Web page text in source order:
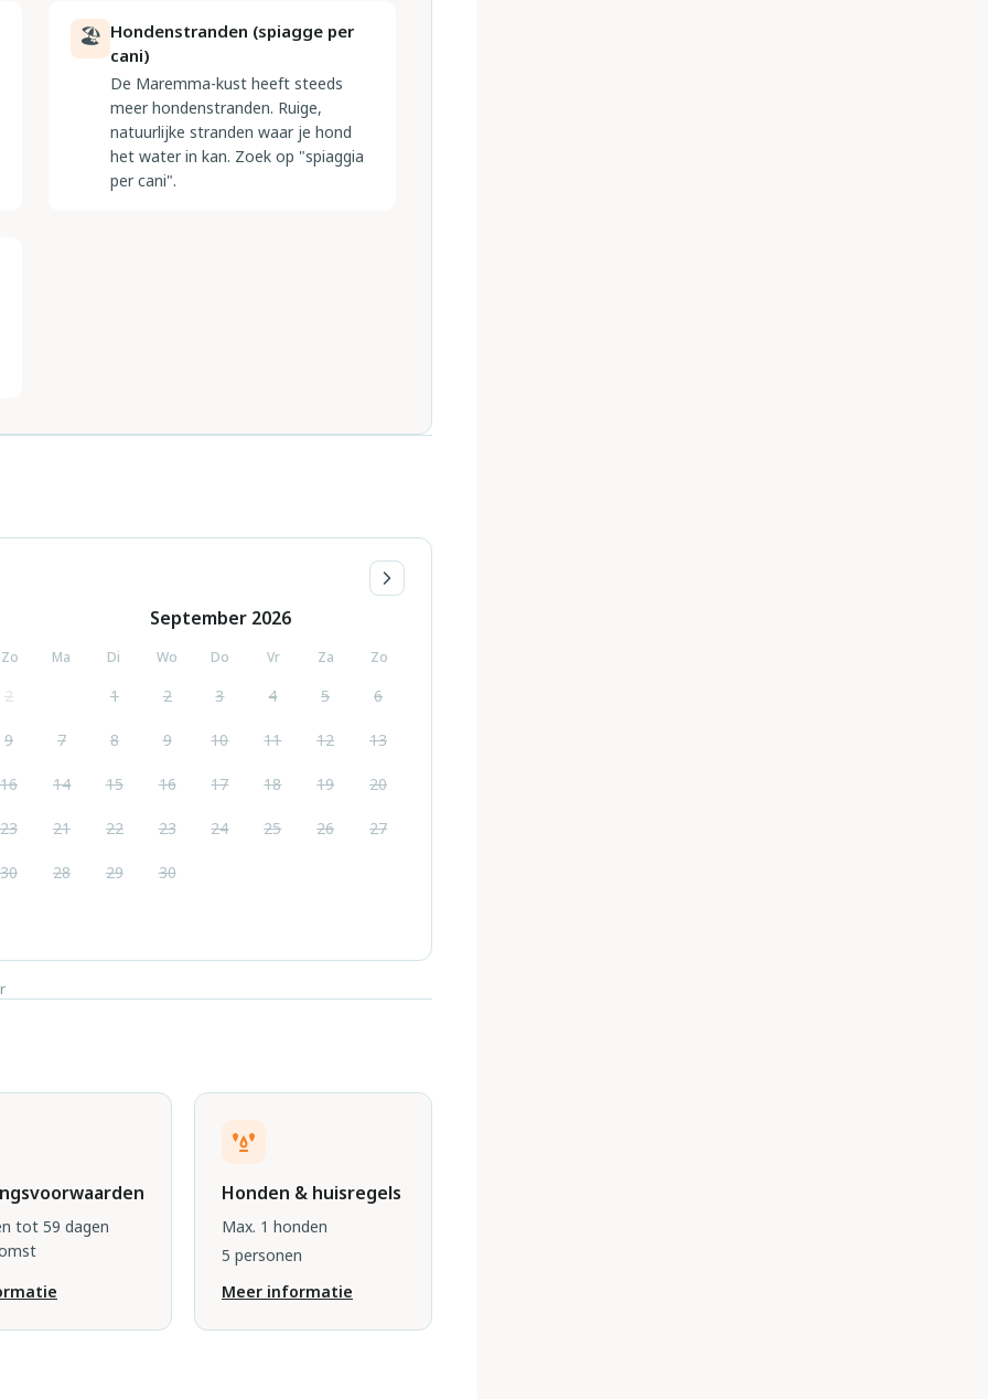
🏖 Hondenstranden (spiagge per
cani)
De Maremma-kust heeft steeds
meer hondenstranden. Ruige,
natuurlijke stranden waar je hond
het water in kan. Zoek op "spiaggia
per cani".
Zo
2
9
16
23
30
September 2026
Ma Di Wo Do Vr Za Zo
1 2 3 4 5 6
7 8 9 10 11 12 13
14 15 16 17 18 19 20
21 22 23 24 25 26 27
28 29 30
tot 59 dagen
Honden & huisregels
Max. 1 honden
5 personen
Meer informatie